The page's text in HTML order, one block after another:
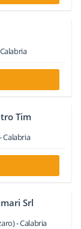
Calabria
Tim
Calabria
Srl
-Calabria